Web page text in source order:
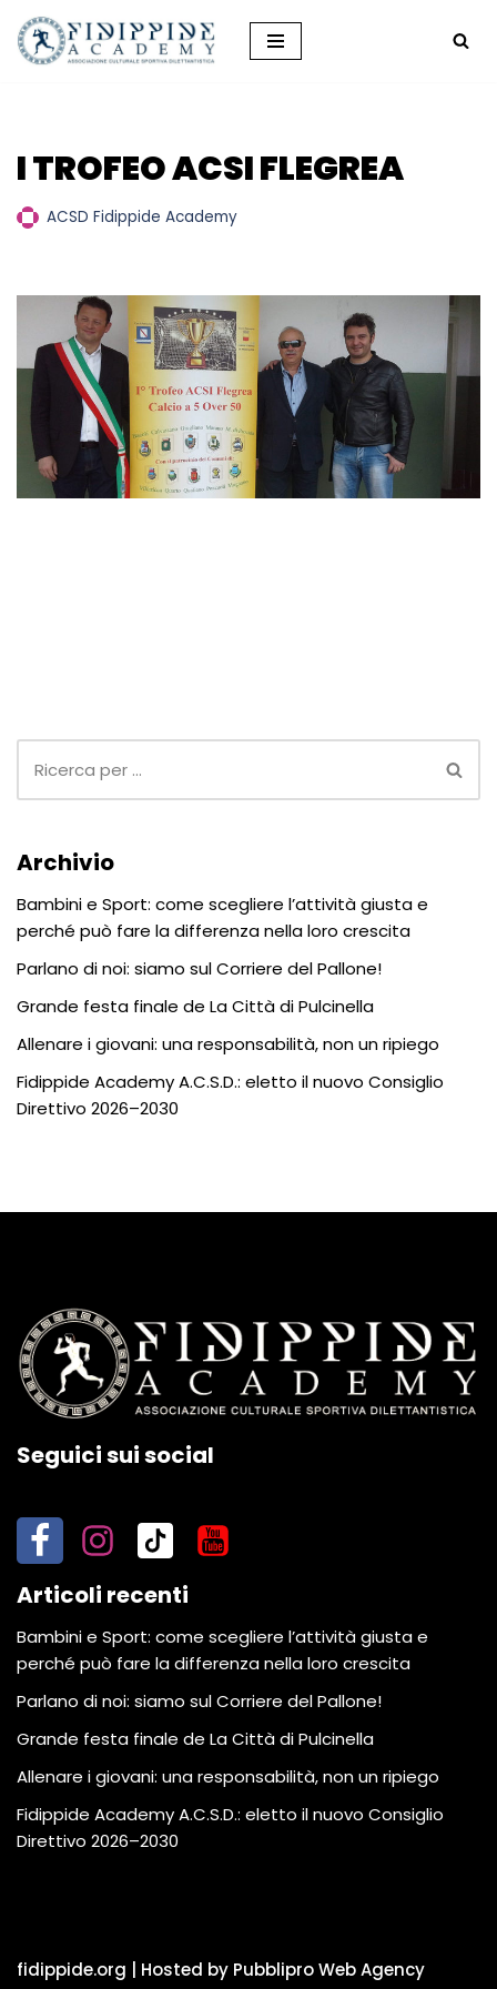
Vai
I TROFEO ACSI FLEGREA
ACSD Fidippide Academy
Archivio
Bambini e Sport: come scegliere l’attività giusta e
perché può fare la differenza nella loro crescita
Parlano di noi: siamo sul Corriere del Pallone!
Grande festa finale de La Città di Pulcinella
Allenare i giovani: una responsabilità, non un ripiego
Fidippide Academy A.C.S.D.: eletto il nuovo Consiglio
Direttivo 2026–2030
Seguici sui social
Articoli recenti
Bambini e Sport: come scegliere l’attività giusta e
perché può fare la differenza nella loro crescita
Parlano di noi: siamo sul Corriere del Pallone!
Grande festa finale de La Città di Pulcinella
Allenare i giovani: una responsabilità, non un ripiego
Fidippide Academy A.C.S.D.: eletto il nuovo Consiglio
Direttivo 2026–2030
fidippide.org | Hosted by Pubblipro Web Agency